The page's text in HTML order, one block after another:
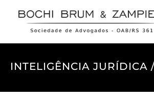
INTELIGÊNCIA JURÍDICA